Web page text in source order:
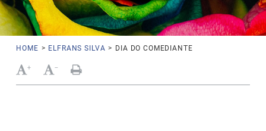
HOME > ELFRANS SILVA > DIA DO COMEDIANTE
+ -